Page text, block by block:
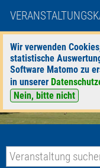
Wir verwenden
statistische
Software Matomo zu
in unserer
Nein, bitte nicht